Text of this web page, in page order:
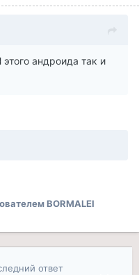
андроида так и
BORMALEI
ответ